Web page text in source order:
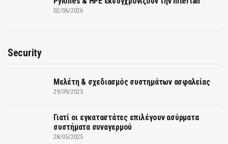
02/06/2026
Security
Μελέτη & σχεδιασμός συστημάτων ασφαλείας
29/09/2025
Γιατί οι εγκαταστάτες επιλέγουν ασύρματα
συστήματα συναγερμού
28/05/2025